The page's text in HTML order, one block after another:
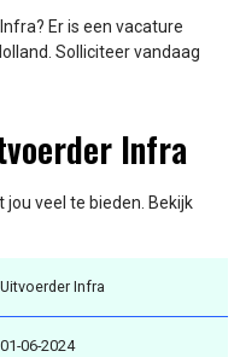
Er is een vacature
Solliciteer vandaag
Infra
veel te bieden. Bekijk
Uitvoerder Infra
01-06-2024